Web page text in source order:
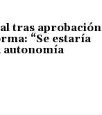
tras aprobación
“Se estaría
autonomía